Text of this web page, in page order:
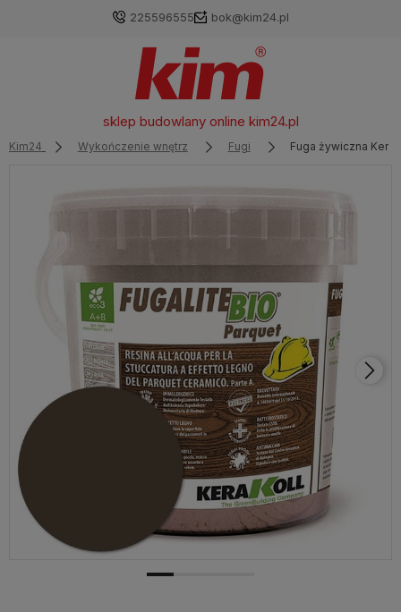
225596555 bok@kim24.pl
sklep budowlany online kim24.pl
Kim24 Wykończenie wnętrz Fugi Fuga żywiczna